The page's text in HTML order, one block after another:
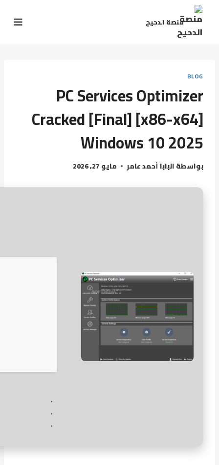
منصة الدحيح
BLOG
PC Services Optimizer
Cracked [Final] [x86-x64]
Windows 10 2025
بواسطةالبابا أحمد عامر مايو 27, 2026